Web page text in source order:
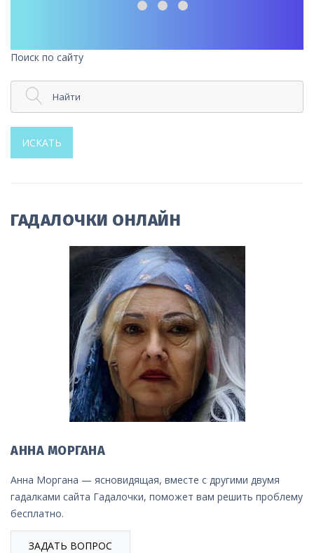
Поиск по сайту
Найти
ИСКАТЬ
ГАДАЛОЧКИ ОНЛАЙН
АННА МОРГАНА
Анна Моргана — ясновидящая, вместе с другими двумя
гадалками сайта Гадалочки, поможет вам решить проблему
бесплатно.
ЗАДАТЬ ВОПРОС